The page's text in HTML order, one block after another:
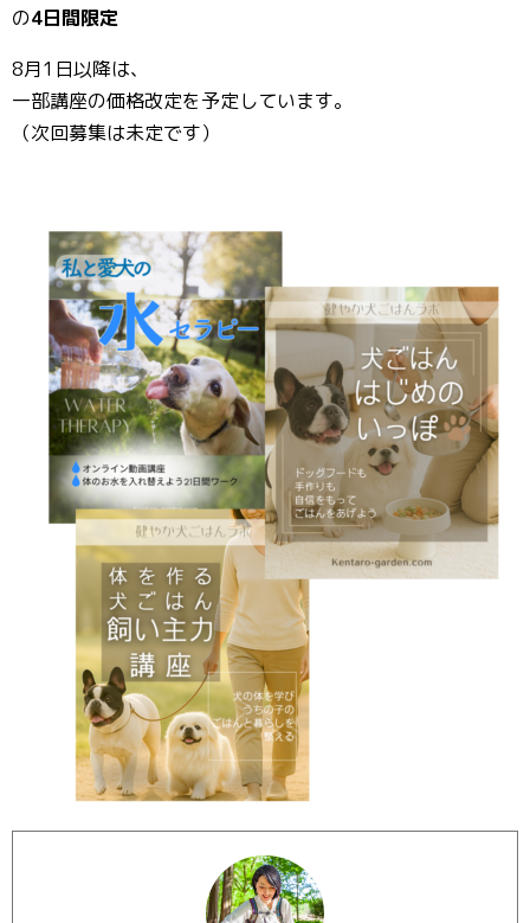
の4日間限定
8月1日以降は、
一部講座の価格改定を予定しています。
（次回募集は未定です）